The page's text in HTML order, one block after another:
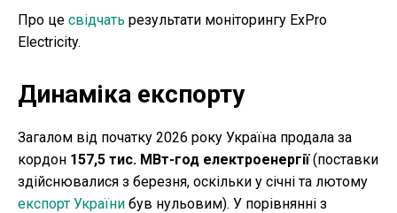
Про це свідчать результати моніторингу ExPro
Electricity.
Динаміка експорту
Загалом від початку 2026 року Україна продала за
кордон 157,5 тис. МВт-год електроенергії(поставки
здійснювалися з березня, оскільки у січні та лютому
експорт України був нульовим). У порівнянні з